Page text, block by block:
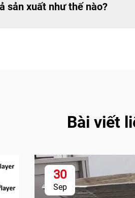
sản xuất như thế nào?
Bài viết
30
Sep